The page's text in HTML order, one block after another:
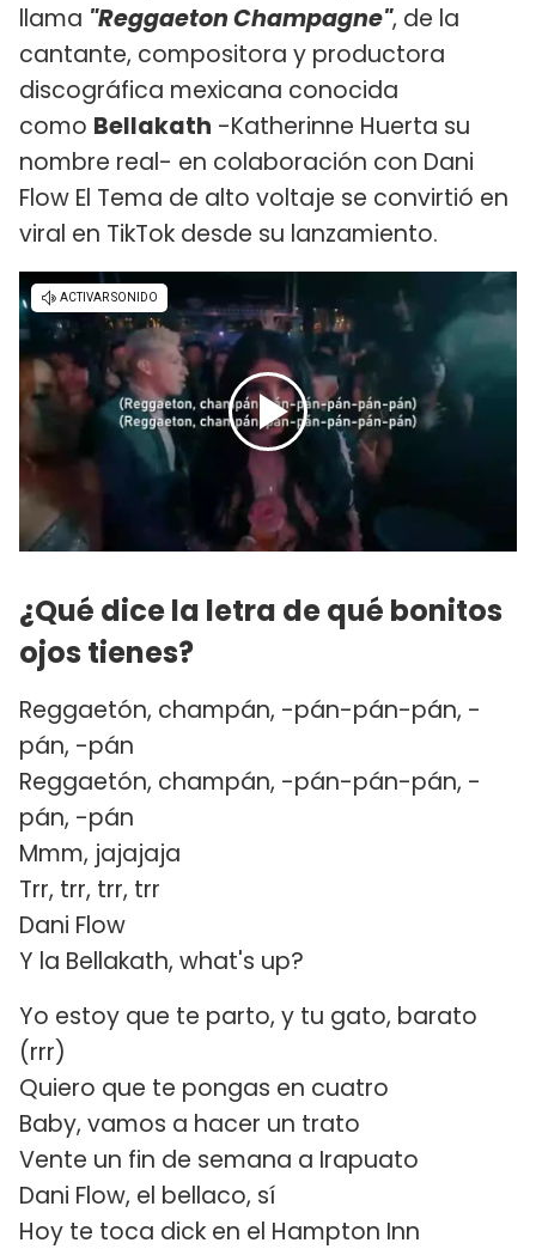
llama "Reggaeton Champagne", de la
cantante, compositora y productora
discográfica mexicana conocida
como Bellakath -Katherinne Huerta su
nombre real- en colaboración con Dani
Flow El Tema de alto voltaje se convirtió en
viral en TikTok desde su lanzamiento.
¿Qué dice la letra de qué bonitos
ojos tienes?
Reggaetón, champán, -pán-pán-pán, -
pán, -pán
Reggaetón, champán, -pán-pán-pán, -
pán, -pán
Mmm, jajajaja
Trr, trr, trr, trr
Dani Flow
Y la Bellakath, what's up?
Yo estoy que te parto, y tu gato, barato
(rrr)
Quiero que te pongas en cuatro
Baby, vamos a hacer un trato
Vente un fin de semana a Irapuato
Dani Flow, el bellaco, sí
Hoy te toca dick en el Hampton Inn